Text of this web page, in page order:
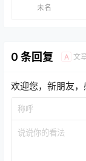
未名
0 条回复 A 文
欢迎您，新朋友，